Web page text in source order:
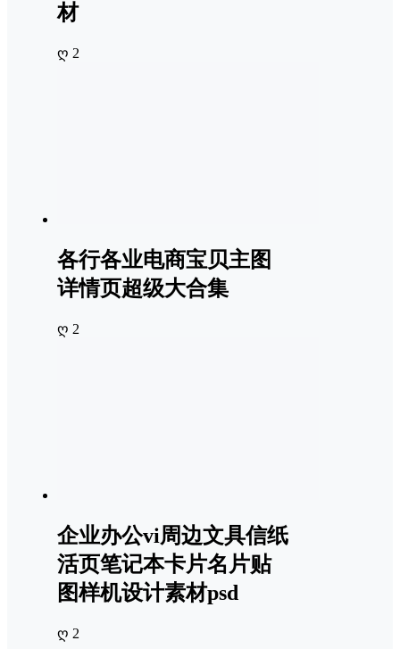
材
ღ 2
各行各业电商宝贝主图
详情页超级大合集
ღ 2
企业办公vi周边文具信纸
活页笔记本卡片名片贴
图样机设计素材psd
ღ 2